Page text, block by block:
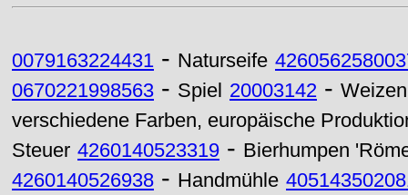
0079163224431 - Naturseife
0670221998563 - Spiel 20003142 -
verschiedene Farben, europäische
Steuer 4260140523319 - Bierhumpen
4260140526938 - Handmühle